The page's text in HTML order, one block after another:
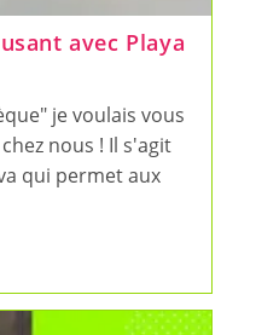
avec Playa
je voulais vous
nous ! Il s'agit
qui permet aux